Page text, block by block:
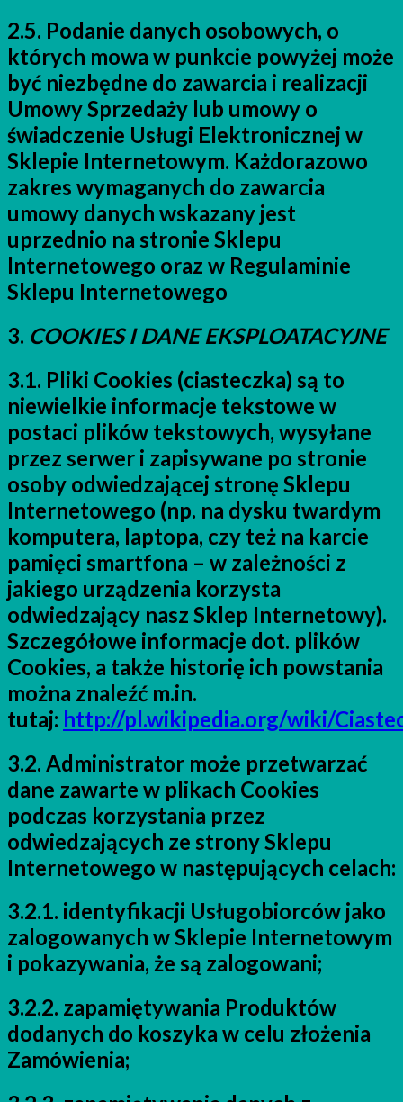
2.5. Podanie danych osobowych, o
których mowa w punkcie powyżej może
być niezbędne do zawarcia i realizacji
Umowy Sprzedaży lub umowy o
świadczenie Usługi Elektronicznej w
Sklepie Internetowym. Każdorazowo
zakres wymaganych do zawarcia
umowy danych wskazany jest
uprzednio na stronie Sklepu
Internetowego oraz w Regulaminie
Sklepu Internetowego
3. COOKIES I DANE EKSPLOATACYJNE
3.1. Pliki Cookies (ciasteczka) są to
niewielkie informacje tekstowe w
postaci plików tekstowych, wysyłane
przez serwer i zapisywane po stronie
osoby odwiedzającej stronę Sklepu
Internetowego (np. na dysku twardym
komputera, laptopa, czy też na karcie
pamięci smartfona – w zależności z
jakiego urządzenia korzysta
odwiedzający nasz Sklep Internetowy).
Szczegółowe informacje dot. plików
Cookies, a także historię ich powstania
można znaleźć m.in.
tutaj: http://pl.wikipedia.org/wiki/
3.2. Administrator może przetwarzać
dane zawarte w plikach Cookies
podczas korzystania przez
odwiedzających ze strony Sklepu
Internetowego w następujących celach:
3.2.1. identyfikacji Usługobiorców jako
zalogowanych w Sklepie Internetowym
i pokazywania, że są zalogowani;
3.2.2. zapamiętywania Produktów
dodanych do koszyka w celu złożenia
Zamówienia;